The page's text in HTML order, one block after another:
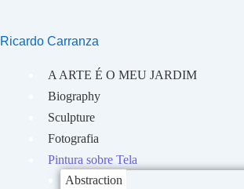
content
Ricardo Carranza
A ARTE É O MEU JARDIM
Biography
Sculpture
Fotografia
Pintura sobre Tela
Abstraction